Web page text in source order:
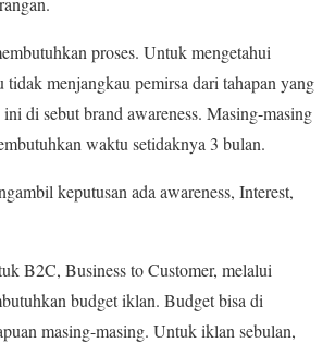
proses. Untuk mengetahui
tidak menjangkau pemirsa dari tahapan yang
di sebut brand awareness. Masing-masing
waktu setidaknya 3 bulan.
keputusan ada awareness, Interest,
B2C, Business to Customer, melalui
budget iklan. Budget bisa di
masing-masing. Untuk iklan sebulan,